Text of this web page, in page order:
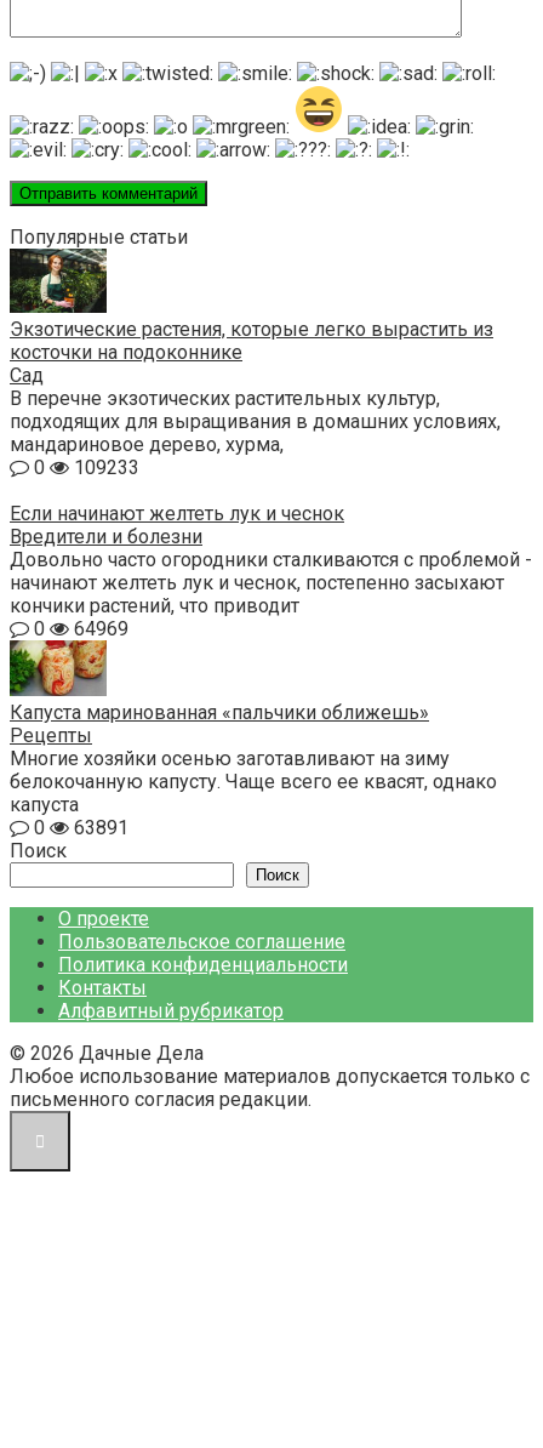
Популярные статьи
Экзотические растения, которые легко вырастить из
косточки на подоконнике
Сад
В перечне экзотических растительных культур,
подходящих для выращивания в домашних условиях,
мандариновое дерево, хурма,
0
109233
Если начинают желтеть лук и чеснок
Вредители и болезни
Довольно часто огородники сталкиваются с проблемой -
начинают желтеть лук и чеснок, постепенно засыхают
кончики растений, что приводит
0
64969
Капуста маринованная «пальчики оближешь»
Рецепты
Многие хозяйки осенью заготавливают на зиму
белокочанную капусту. Чаще всего ее квасят, однако
капуста
0
63891
Поиск
Поиск
О проекте
Пользовательское соглашение
Политика конфиденциальности
Контакты
Алфавитный рубрикатор
© 2026 Дачные Дела
Любое использование материалов допускается только с
письменного согласия редакции.